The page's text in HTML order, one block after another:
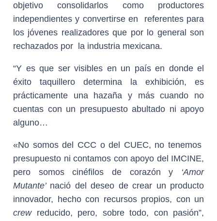
objetivo consolidarlos como productores
independientes y convertirse en referentes para
los jóvenes realizadores que por lo general son
rechazados por la industria mexicana.
“Y es que ser visibles en un país en donde el
éxito taquillero determina la exhibición, es
prácticamente una hazaña y más cuando no
cuentas con un presupuesto abultado ni apoyo
alguno…
«No somos del CCC o del CUEC, no tenemos
presupuesto ni contamos con apoyo del IMCINE,
pero somos cinéfilos de corazón y ‘Amor
Mutante’ nació del deseo de crear un producto
innovador, hecho con recursos propios, con un
crew reducido, pero, sobre todo, con pasión”,